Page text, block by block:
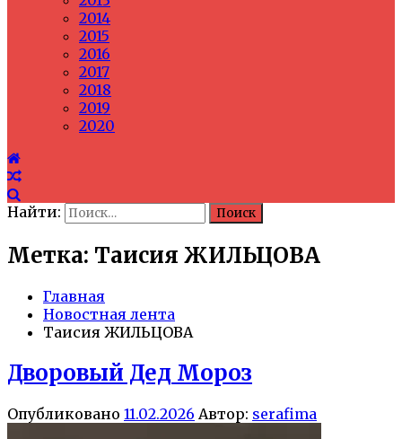
2014
2015
2016
2017
2018
2019
2020
Найти:
Метка: Таисия ЖИЛЬЦОВА
Главная
Новостная лента
Таисия ЖИЛЬЦОВА
Дворовый Дед Мороз
Опубликовано 11.02.2026 Автор: serafima